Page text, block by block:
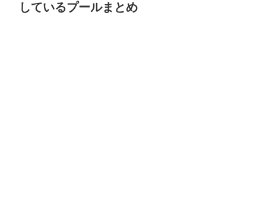
しているプールまとめ